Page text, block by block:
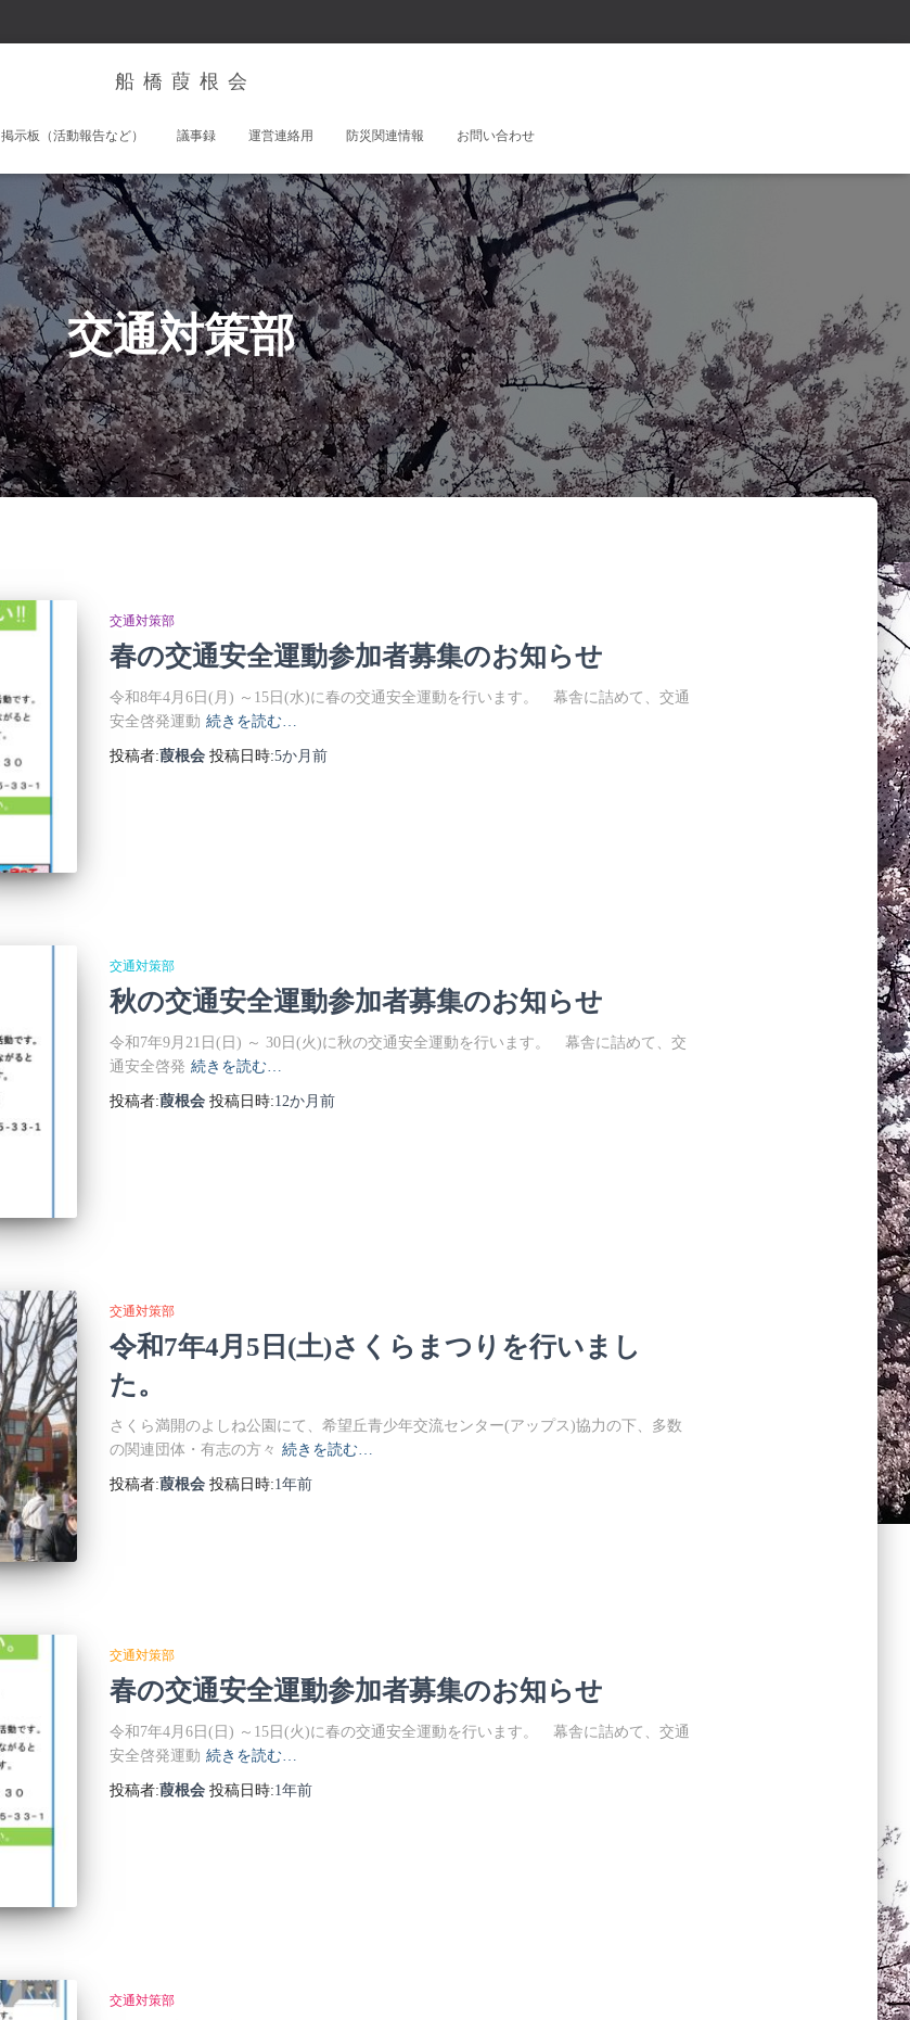
船 橋 葭 根 会
掲示板（活動報告など） 議事録 運営連絡用 防災関連情報 お問い合わせ
交通対策部
交通対策部
春の交通安全運動参加者募集のお知らせ
令和8年4月6日(月) ～15日(水)に春の交通安全運動を行います。 幕舎に詰めて、交通
安全啓発運動 続きを読む…
投稿者:葭根会投稿日時:5か月 前
交通対策部
秋の交通安全運動参加者募集のお知らせ
令和7年9月21日(日) ～ 30日(火)に秋の交通安全運動を行います。 幕舎に詰めて、交
通安全啓発 続きを読む…
投稿者:葭根会投稿日時:12か月 前
交通対策部
令和7年4月5日(土)さくらまつりを行いまし
た。
さくら満開のよしね公園にて、希望丘青少年交流センター(アップス)協力の下、多数
の関連団体・有志の方々 続きを読む…
投稿者:葭根会投稿日時:1年前
交通対策部
春の交通安全運動参加者募集のお知らせ
令和7年4月6日(日) ～15日(火)に春の交通安全運動を行います。 幕舎に詰めて、交通
安全啓発運動 続きを読む…
投稿者:葭根会投稿日時:1年前
交通対策部